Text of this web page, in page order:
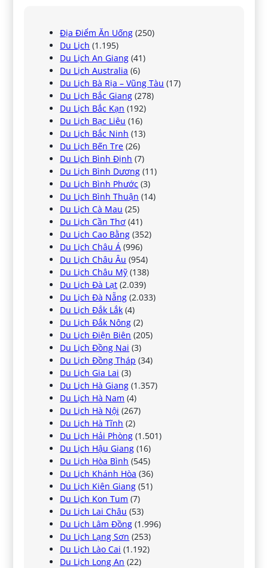
Địa Điểm Ăn Uống (250)
Du Lịch (1.195)
Du Lịch An Giang (41)
Du Lịch Australia (6)
Du Lịch Bà Rịa – Vũng Tàu (17)
Du Lịch Bắc Giang (278)
Du Lịch Bắc Kạn (192)
Du Lịch Bạc Liêu (16)
Du Lịch Bắc Ninh (13)
Du Lịch Bến Tre (26)
Du Lịch Bình Định (7)
Du Lịch Bình Dương (11)
Du Lịch Bình Phước (3)
Du Lịch Bình Thuận (14)
Du Lịch Cà Mau (25)
Du Lịch Cần Thơ (41)
Du Lịch Cao Bằng (352)
Du Lịch Châu Á (996)
Du Lịch Châu Âu (954)
Du Lịch Châu Mỹ (138)
Du Lịch Đà Lạt (2.039)
Du Lịch Đà Nẵng (2.033)
Du Lịch Đắk Lắk (4)
Du Lịch Đắk Nông (2)
Du Lịch Điện Biên (205)
Du Lịch Đồng Nai (3)
Du Lịch Đồng Tháp (34)
Du Lịch Gia Lai (3)
Du Lịch Hà Giang (1.357)
Du Lịch Hà Nam (4)
Du Lịch Hà Nội (267)
Du Lịch Hà Tĩnh (2)
Du Lịch Hải Phòng (1.501)
Du Lịch Hậu Giang (16)
Du Lịch Hòa Bình (545)
Du Lịch Khánh Hòa (36)
Du Lịch Kiên Giang (51)
Du Lịch Kon Tum (7)
Du Lịch Lai Châu (53)
Du Lịch Lâm Đồng (1.996)
Du Lịch Lạng Sơn (253)
Du Lịch Lào Cai (1.192)
Du Lịch Long An (22)